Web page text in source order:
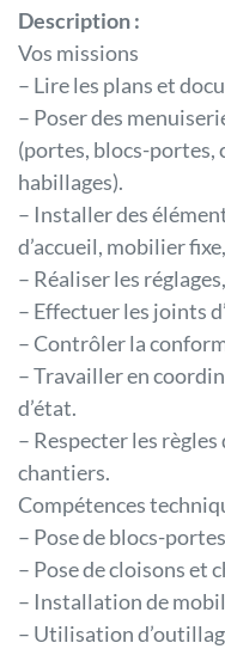
Description :
Vos missions
– Lire les plans et
– Poser des
(portes, blocs-portes,
habillages).
– Installer des
d’accueil, mobilier
– Réaliser les
– Effectuer les joints
– Contrôler la
– Travailler en
d’état.
– Respecter les
chantiers.
Compétences
– Pose de blocs-
– Pose de cloisons et
– Installation de
– Utilisation